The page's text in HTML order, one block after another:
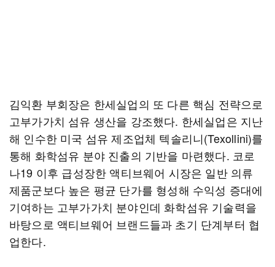
김익환 부회장은 한세실업의 또 다른 핵심 전략으로
고부가가치 섬유 생산을 강조했다. 한세실업은 지난
해 인수한 미국 섬유 제조업체 텍솔리니(Texollini)를
통해 화학섬유 분야 진출의 기반을 마련했다. 코로
나19 이후 급성장한 액티브웨어 시장은 일반 의류
제품군보다 높은 평균 단가를 형성해 수익성 증대에
기여하는 고부가가치 분야인데 화학섬유 기술력을
바탕으로 액티브웨어 브랜드들과 초기 단계부터 협
업한다.